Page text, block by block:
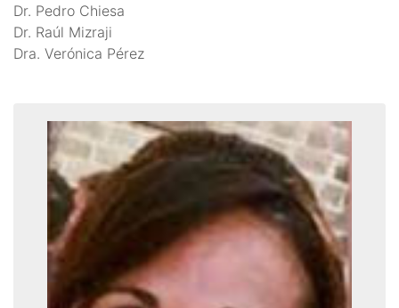
Dr. Pedro Chiesa
Dr. Raúl Mizraji
Dra. Verónica Pérez